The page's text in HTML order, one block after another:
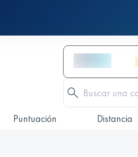
Puntuación Distancia